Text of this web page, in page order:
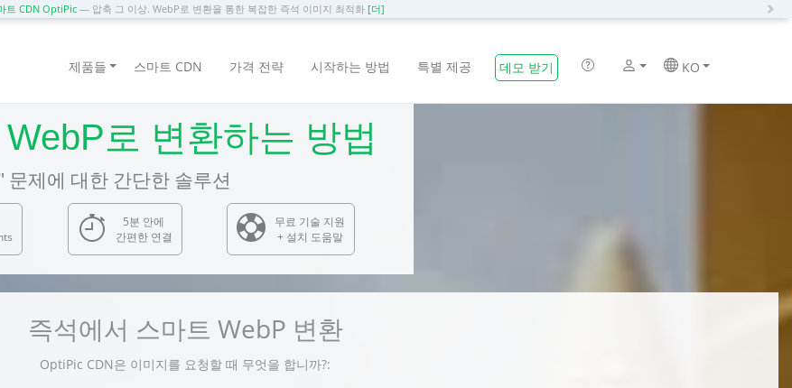
트 CDN OptiPic— 압축 그 이상. WebP로 변환을 통한 복잡한 즉석 이미지 최적화 [더]
제품들 스마트 CDN 가격 전략 시작하는 방법 특별 제공 데모 받기 KO
로 변환하는 방법
제에 대한 간단한 솔루션
5분 안에
간편한 연결
무료 기술 지원
+ 설치 도움말
즉석에서 스마트 WebP 변환
OptiPic CDN은 이미지를 요청할 때 무엇을 합니까?: